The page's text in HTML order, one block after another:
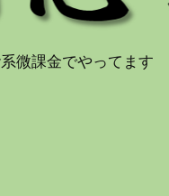
微課金でやってます